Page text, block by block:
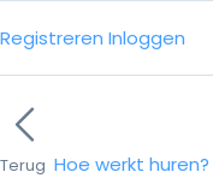
Registreren Inloggen
Terug Hoe werkt huren?